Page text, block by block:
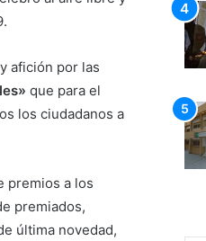
afición por las
que para el
los ciudadanos a
premios a los
premiados,
última novedad,